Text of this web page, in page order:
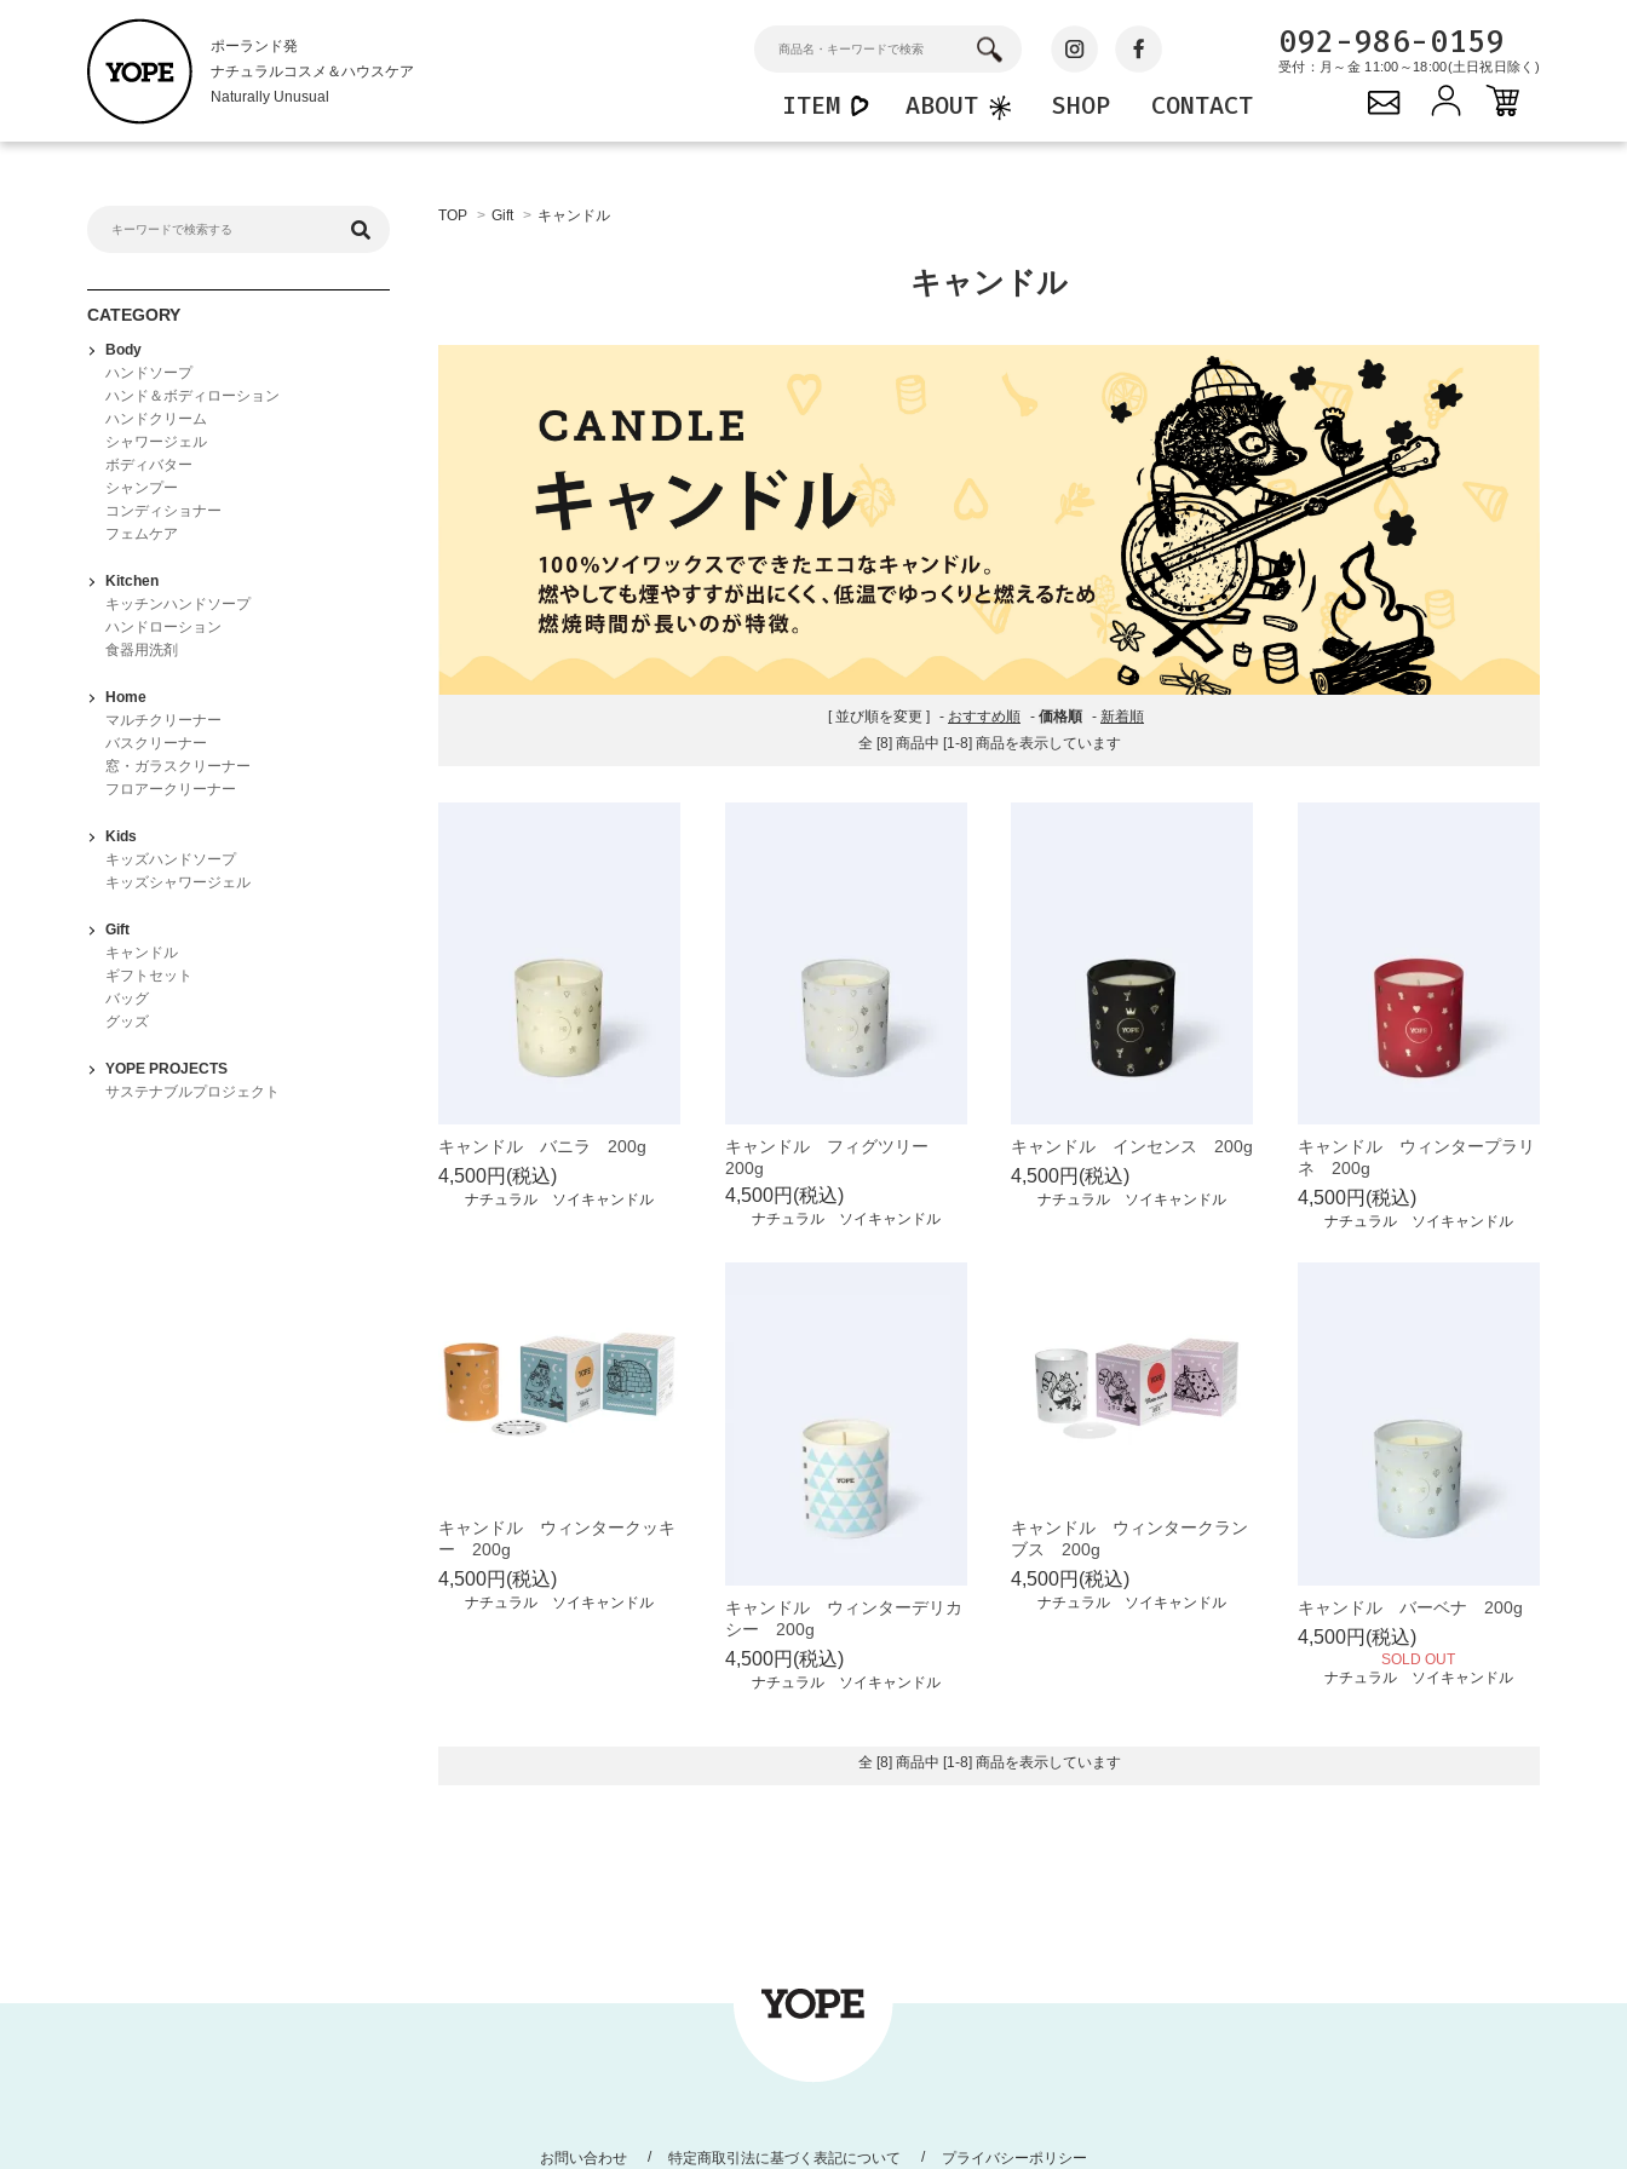
ポーランド発
ナチュラルコスメ＆ハウスケア
Naturally Unusual
092-986-0159
受付：月～金 11:00～18:00(土日祝日除く)
ITEM
ハンドソープ
コンディショナー
キッチンハンドソープ
ABOUT SHOP CONTACT
TOP > Gift > キャンドル
キャンドル
[ 並び順を変更 ] - おすすめ順 - 価格順 - 新着順
全 [8] 商品中 [1-8] 商品を表示しています
キャンドル バニラ 200g
4,500円(税込)
ナチュラル ソイキャンドル
キャンドル フィグツリー
200g
4,500円(税込)
ナチュラル ソイキャンドル
キャンドル インセンス 200g
4,500円(税込)
ナチュラル ソイキャンドル
キャンドル ウィンタープラリ
ネ 200g
4,500円(税込)
ナチュラル ソイキャンドル
キャンドル ウィンタークッキ
ー 200g
4,500円(税込)
ナチュラル ソイキャンドル
キャンドル ウィンターデリカ
シー 200g
4,500円(税込)
ナチュラル ソイキャンドル
キャンドル ウィンタークラン
ブス 200g
4,500円(税込)
ナチュラル ソイキャンドル キャンドル バーベナ 200g
4,500円(税込)
SOLD OUT
ナチュラル ソイキャンドル
全 [8] 商品中 [1-8] 商品を表示しています
CATEGORY
Body
ハンドソープ
ハンド＆ボディローション
ハンドクリーム
シャワージェル
ボディバター
シャンプー
コンディショナー
フェムケア
Kitchen
キッチンハンドソープ
ハンドローション
食器用洗剤
Home
マルチクリーナー
バスクリーナー
窓・ガラスクリーナー
フロアークリーナー
Kids
キッズハンドソープ
キッズシャワージェル
Gift
キャンドル
ギフトセット
バッグ
グッズ
YOPE PROJECTS
サステナブルプロジェクト
お問い合わせ 特定商取引法に基づく表記について プライバシーポリシー